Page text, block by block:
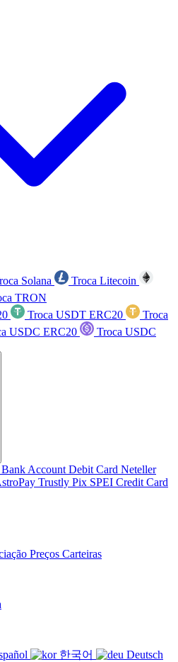
Solana
Troca Litecoin
TRON
Troca USDT ERC20
Troca
USDC ERC20
Troca USDC
Bank Account Debit Card Neteller
Trustly Pix SPEI Credit Card
Preços Carteiras
한국어
Deutsch